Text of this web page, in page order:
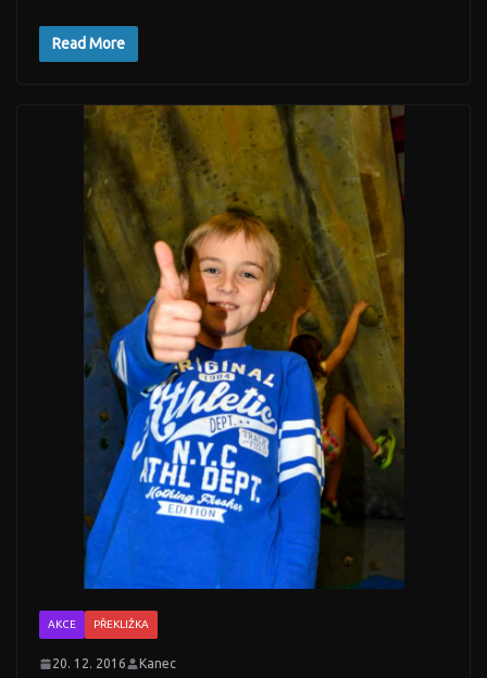
Read More
AKCE PŘEKLIŽKA
20. 12. 2016 Kanec